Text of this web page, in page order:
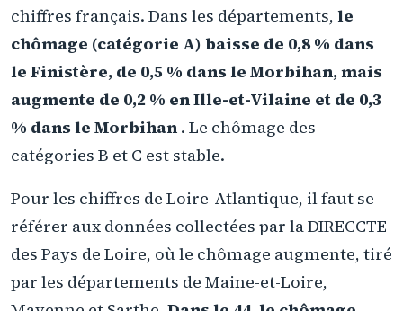
chiffres français. Dans les départements, le
chômage (catégorie A) baisse de 0,8 % dans
le Finistère, de 0,5 % dans le Morbihan, mais
augmente de 0,2 % en Ille-et-Vilaine et de 0,3
% dans le Morbihan . Le chômage des
catégories B et C est stable.
Pour les chiffres de Loire-Atlantique, il faut se
référer aux données collectées par la DIRECCTE
des Pays de Loire, où le chômage augmente, tiré
par les départements de Maine-et-Loire,